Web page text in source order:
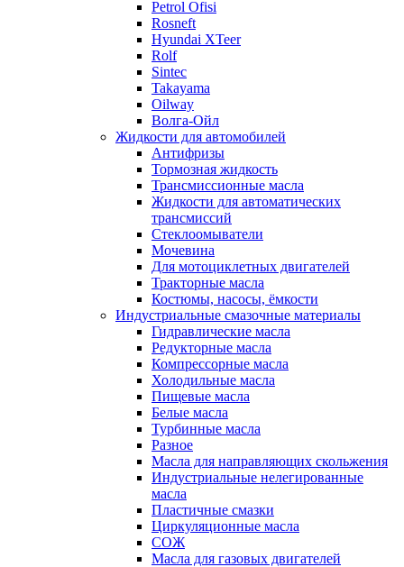
Petrol Ofisi
Rosneft
Hyundai XTeer
Rolf
Sintec
Takayama
Oilway
Волга-Ойл
Жидкости для автомобилей
Антифризы
Тормозная жидкость
Трансмиссионные масла
Жидкости для автоматических
трансмиссий
Стеклоомыватели
Мочевина
Для мотоциклетных двигателей
Тракторные масла
Костюмы, насосы, ёмкости
Индустриальные смазочные материалы
Гидравлические масла
Редукторные масла
Компрессорные масла
Холодильные масла
Пищевые масла
Белые масла
Турбинные масла
Разное
Масла для направляющих скольжения
Индустриальные нелегированные
масла
Пластичные смазки
Циркуляционные масла
СОЖ
Масла для газовых двигателей